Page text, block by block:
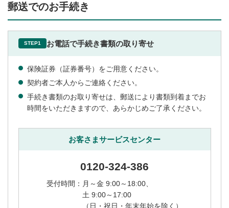
郵送でのお手続き
STEP1 お電話で手続き書類の取り寄せ
保険証券（証券番号）をご用意ください。
契約者ご本人からご連絡ください。
手続き書類のお取り寄せは、郵送により書類到着までお
時間をいただきますので、あらかじめご了承ください。
お客さまサービスセンター
0120-324-386
受付時間： 月～金 9:00～18:00、
土 9:00～17:00
（日・祝日・年末年始を除く）